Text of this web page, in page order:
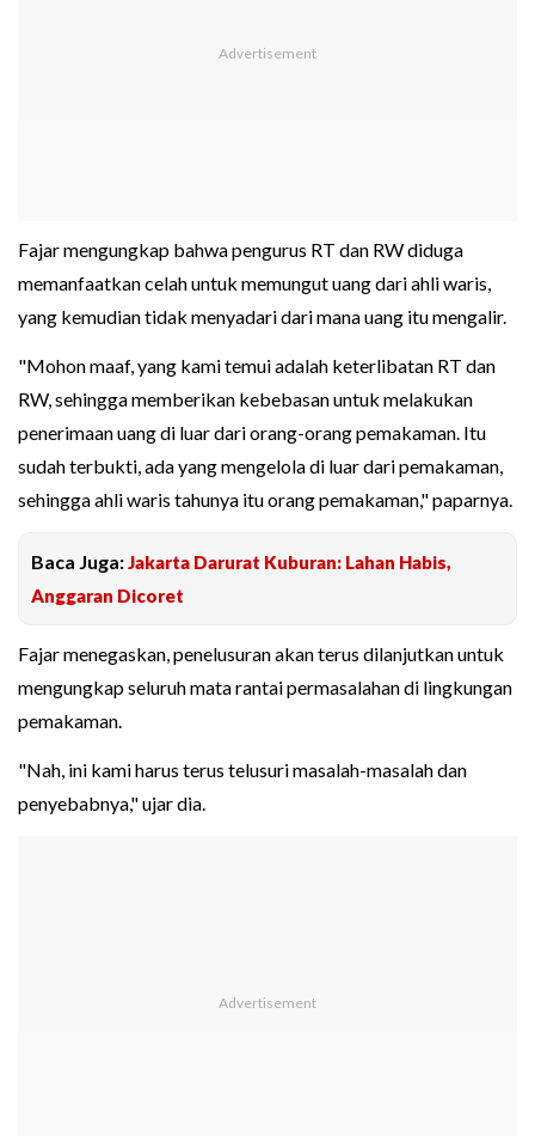
Fajar mengungkap bahwa pengurus RT dan RW diduga
memanfaatkan celah untuk memungut uang dari ahli waris,
yang kemudian tidak menyadari dari mana uang itu mengalir.
"Mohon maaf, yang kami temui adalah keterlibatan RT dan
RW, sehingga memberikan kebebasan untuk melakukan
penerimaan uang di luar dari orang-orang pemakaman. Itu
sudah terbukti, ada yang mengelola di luar dari pemakaman,
sehingga ahli waris tahunya itu orang pemakaman," paparnya.
Baca Juga:Jakarta Darurat Kuburan: Lahan Habis,
Anggaran Dicoret
Fajar menegaskan, penelusuran akan terus dilanjutkan untuk
mengungkap seluruh mata rantai permasalahan di lingkungan
pemakaman.
"Nah, ini kami harus terus telusuri masalah-masalah dan
penyebabnya," ujar dia.